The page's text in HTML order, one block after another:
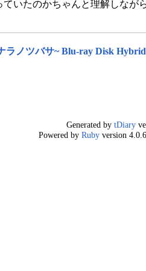
いたのかちゃんと理解しな
ラノツバサ~ Blu-ray Disk
Generated by tDiary
Powered by Ruby version